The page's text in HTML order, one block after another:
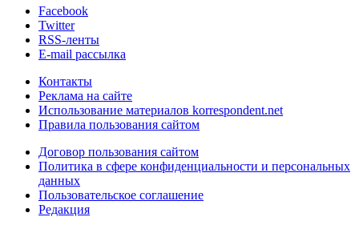
Facebook
Twitter
RSS-ленты
E-mail рассылка
Контакты
Реклама на сайте
Использование материалов korrespondent.net
Правила пользования сайтом
Договор пользования сайтом
Политика в сфере конфиденциальности и персональных
данных
Пользовательское соглашение
Редакция